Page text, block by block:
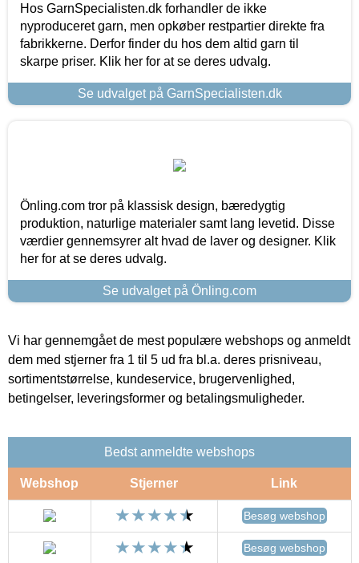
Hos GarnSpecialisten.dk forhandler de ikke
nyproduceret garn, men opkøber restpartier direkte fra
fabrikkerne. Derfor finder du hos dem altid garn til
skarpe priser. Klik her for at se deres udvalg.
Se udvalget på GarnSpecialisten.dk
Önling.com tror på klassisk design, bæredygtig
produktion, naturlige materialer samt lang levetid. Disse
værdier gennemsyrer alt hvad de laver og designer. Klik
her for at se deres udvalg.
Se udvalget på Önling.com
Vi har gennemgået de mest populære webshops og anmeldt
dem med stjerner fra 1 til 5 ud fra bl.a. deres prisniveau,
sortimentstørrelse, kundeservice, brugervenlighed,
betingelser, leveringsformer og betalingsmuligheder.
Bedst anmeldte webshops
Webshop Stjerner Link
Besøg webshop
Besøg webshop